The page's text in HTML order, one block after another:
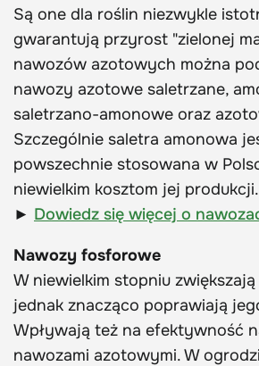
Są one dla roślin niezwykle
gwarantują przyrost "zielonej
nawozów azotowych można
nawozy azotowe saletrzane,
saletrzano-amonowe oraz
Szczególnie saletra amonowa
powszechnie stosowana w
niewielkim kosztom jej produkcji.
► Dowiedz się więcej o
Nawozy fosforowe
W niewielkim stopniu
jednak znacząco poprawiają
Wpływają też na efektywność
nawozami azotowymi. W